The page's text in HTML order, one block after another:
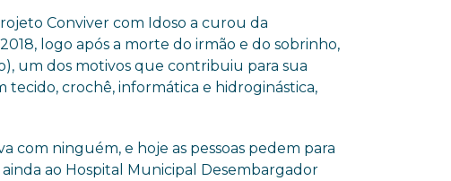
Conviver com Idoso a curou da
logo após a morte do irmão e do sobrinho,
um dos motivos que contribuiu para sua
tecido, crochê, informática e hidroginástica,
com ninguém, e hoje as pessoas pedem para
ao Hospital Municipal Desembargador